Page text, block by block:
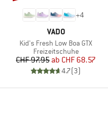
+4
MARKE
VADO
Artikel
Kid's Fresh Low Boa GTX
Produktgruppe
Freizeitschuhe
Preis
CHF 97.95 reduzierter Preis
ab CHF 68.57
4.7(3)